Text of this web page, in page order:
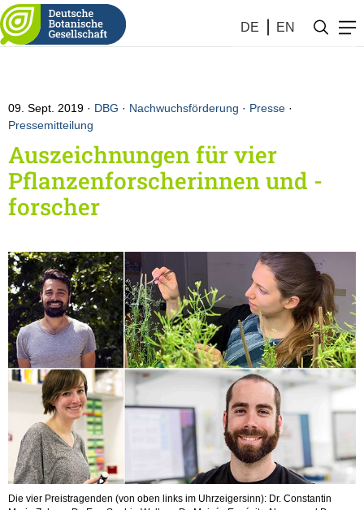
DE EN
09. Sept. 2019 DBG · Nachwuchsförderung · Presse ·
Pressemitteilung
Auszeichnungen für vier
Pflanzenforscherinnen und -
forscher
Die vier Preistragenden (von oben links im Uhrzeigersinn): Dr. Constantin